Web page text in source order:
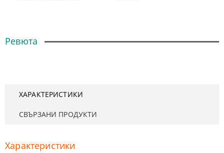
Ревюта
ХАРАКТЕРИСТИКИ
СВЪРЗАНИ ПРОДУКТИ
Характеристики